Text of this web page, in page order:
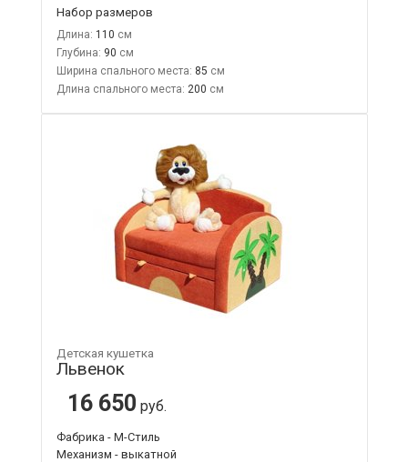
Набор размеров
Длина: 110
Глубина: 90
Ширина спального места: 85
Длина спального места: 200
Детская кушетка
Львенок
16 650 руб.
Фабрика - М-Стиль
Механизм - выкатной